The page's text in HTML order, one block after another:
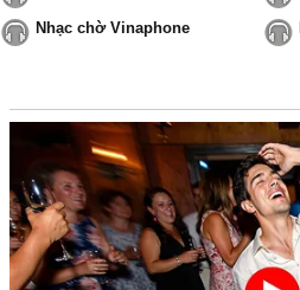
Nhạc chờ Vinaphone